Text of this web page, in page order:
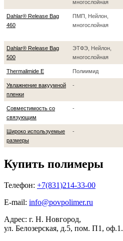
многослойная
Dahlar® Release Bag
460
ПМП, Нейлон,
многослойная
Dahlar® Release Bag
500
ЭТФЭ, Нейлон,
многослойная
Thermalimide E Полиимид
Увлажнение вакуумной
пленки
-
Совместимость со
связующим
-
Широко используемые
размеры
-
Купить полимеры
Телефон: +7(831)214-33-00
E-mail: info@povpolimer.ru
Адрес: г. Н. Новгород,
ул. Белозерская, д.5, пом. П1, оф.1.